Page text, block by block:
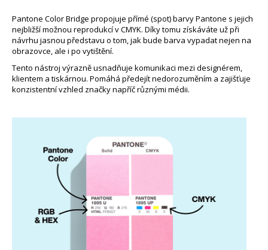
Pantone Color Bridge propojuje přímé (spot) barvy Pantone s jejich
nejbližší možnou reprodukcí v CMYK. Díky tomu získáváte už při
návrhu jasnou představu o tom, jak bude barva vypadat nejen na
obrazovce, ale i po vytištění.
Tento nástroj výrazně usnadňuje komunikaci mezi designérem,
klientem a tiskárnou. Pomáhá předejít nedorozuměním a zajišťuje
konzistentní vzhled značky napříč různými médii.